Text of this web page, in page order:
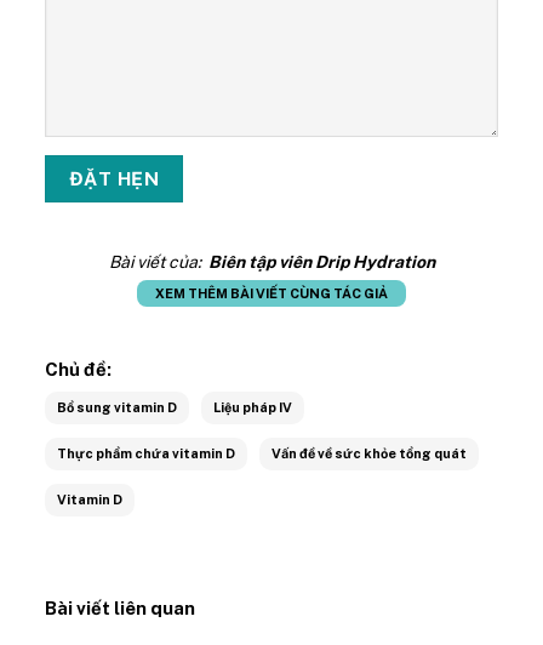
Bài viết của: Biên tập viên Drip Hydration
XEM THÊM BÀI VIẾT CÙNG TÁC GIẢ
Chủ đề:
Bổ sung vitamin D Liệu pháp IV
Thực phẩm chứa vitamin D Vấn đề về sức khỏe tổng quát
Vitamin D
Bài viết liên quan